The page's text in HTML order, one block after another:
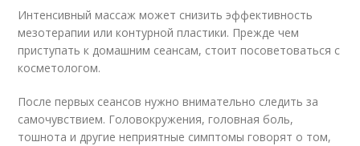
Интенсивный массаж может снизить эффективность
мезотерапии или контурной пластики. Прежде чем
приступать к домашним сеансам, стоит посоветоваться с
косметологом.
После первых сеансов нужно внимательно следить за
самочувствием. Головокружения, головная боль,
тошнота и другие неприятные симптомы говорят о том,